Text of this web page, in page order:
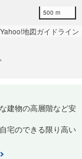
500 m
Yahoo!地図ガイドライン
建物の高層階など安
宅のできる限り高い